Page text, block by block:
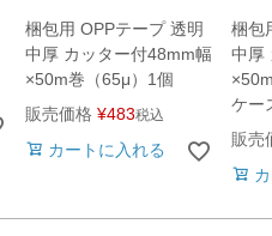
梱包用 OPPテープ 透明
中厚 カッター付48mm幅
×50m巻（65μ）1個
販売価格 ¥483税込
カートに入れる
梱包
中厚
ケー
販売